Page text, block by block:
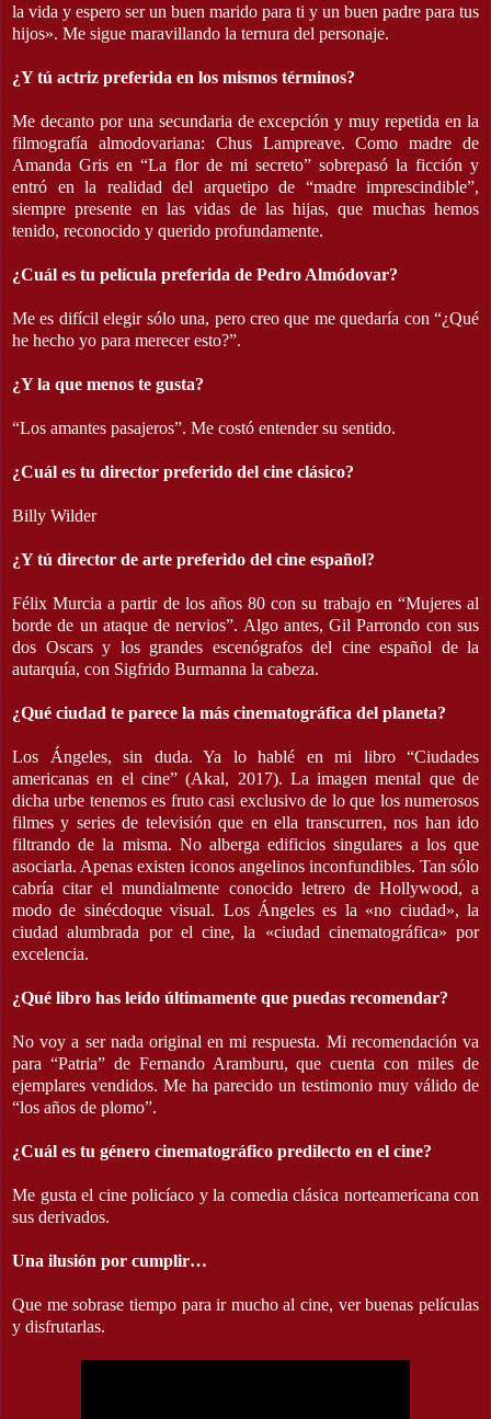
la vida y espero ser un buen marido para ti y un buen padre para tus
hijos». Me sigue maravillando la ternura del personaje.
¿Y tú actriz preferida en los mismos términos?
Me decanto por una secundaria de excepción y muy repetida en la
filmografía almodovariana: Chus Lampreave. Como madre de
Amanda Gris en “La flor de mi secreto” sobrepasó la ficción y
entró en la realidad del arquetipo de “madre imprescindible”,
siempre presente en las vidas de las hijas, que muchas hemos
tenido, reconocido y querido profundamente.
¿Cuál es tu película preferida de Pedro Almódovar?
Me es difícil elegir sólo una, pero creo que me quedaría con “¿Qué
he hecho yo para merecer esto?”.
¿Y la que menos te gusta?
“Los amantes pasajeros”. Me costó entender su sentido.
¿Cuál es tu director preferido del cine clásico?
Billy Wilder
¿Y tú director de arte preferido del cine español?
Félix Murcia a partir de los años 80 con su trabajo en “Mujeres al
borde de un ataque de nervios”. Algo antes, Gil Parrondo con sus
dos Oscars y los grandes escenógrafos del cine español de la
autarquía, con Sigfrido Burmanna la cabeza.
¿Qué ciudad te parece la más cinematográfica del planeta?
Los Ángeles, sin duda. Ya lo hablé en mi libro “Ciudades
americanas en el cine” (Akal, 2017). La imagen mental que de
dicha urbe tenemos es fruto casi exclusivo de lo que los numerosos
filmes y series de televisión que en ella transcurren, nos han ido
filtrando de la misma. No alberga edificios singulares a los que
asociarla. Apenas existen iconos angelinos inconfundibles. Tan sólo
cabría citar el mundialmente conocido letrero de Hollywood, a
modo de sinécdoque visual. Los Ángeles es la «no ciudad», la
ciudad alumbrada por el cine, la «ciudad cinematográfica» por
excelencia.
¿Qué libro has leído últimamente que puedas recomendar?
No voy a ser nada original en mi respuesta. Mi recomendación va
para “Patria” de Fernando Aramburu, que cuenta con miles de
ejemplares vendidos. Me ha parecido un testimonio muy válido de
“los años de plomo”.
¿Cuál es tu género cinematográfico predilecto en el cine?
Me gusta el cine policíaco y la comedia clásica norteamericana con
sus derivados.
Una ilusión por cumplir…
Que me sobrase tiempo para ir mucho al cine, ver buenas películas
y disfrutarlas.